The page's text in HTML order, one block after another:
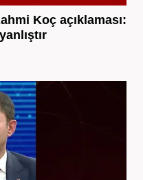
Koç açıklaması: